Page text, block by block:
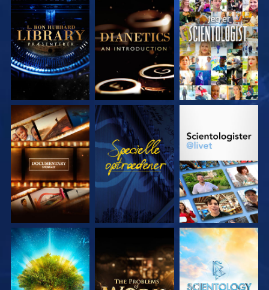
UDFORSK SERIEN UDFORSK SERIEN SE
UDFORSK SERIEN SE UDFORSK SERIEN
UDFORSK SERIEN UDFORSK SERIEN UDFORSK SERIEN